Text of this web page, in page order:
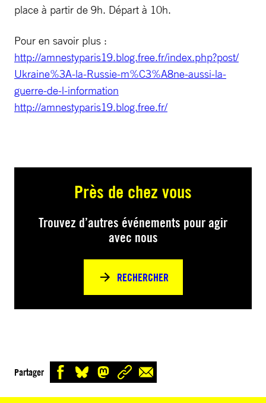
place à partir de 9h. Départ à 10h.
Pour en savoir plus :
http://amnestyparis19.blog.free.fr/index.php?post/
Ukraine%3A-la-Russie-m%C3%A8ne-aussi-la-
guerre-de-l-information
http://amnestyparis19.blog.free.fr/
Près de chez vous
Trouvez d’autres événements pour agir
avec nous
RECHERCHER
Partager